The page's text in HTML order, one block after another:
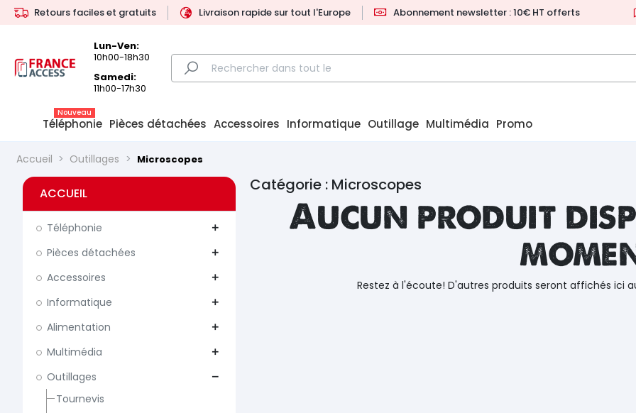
Retours faciles et gratuits Livraison rapide sur tout l'Europe Abonnement newsletter : 10€ HT offerts
Lun-Ven:
10h00-18h30
Samedi:
11h00-17h30
Téléphonie
Nouveau
Pièces détachées Accessoires Informatique Outillage Multimédia Promo
Accueil Outillages Microscopes
ACCUEIL
Téléphonie add
Pièces détachées add
Accessoires add
Informatique add
Alimentation add
Multimédia add
Outillages remove
Tournevis
Catégorie : Microscopes
Aucun produit
Restez à l'écoute! D'autres produits seront affichés ici